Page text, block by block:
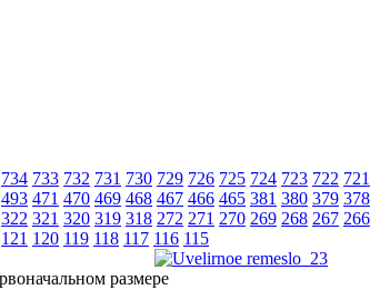
734 733 732 731 730 729 726 725 724 723 722 721
493 471 470 469 468 467 466 465 381 380 379 378
322 321 320 319 318 272 271 270 269 268 267 266
121 120 119 118 117 116 115